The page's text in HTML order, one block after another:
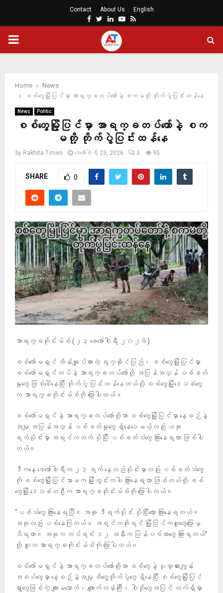
Contact About Us English
Facebook
Twitter
LinkedinYoutube
Rss
PRIMARY
Home
News
စစ်တွေမြို့ပြင်မှာ အာရက္ခတပ်တော်နဲ့ စကမတို့ တိုက်ပွဲပြင်းထန်နေ
News Politic
စစ်တွေမြို့ပြင်မှာ အာရက္ခတပ်တော်နဲ့ စက
မတို့ တိုက်ပွဲပြင်းထန်နေ
by Rakhita Times ဖေ‌ဖော်ဝါရီ 23, 2026 3 95
SHARE 0
အာရက္ခတိုင်းမ်စ် (၂၃ ဖေဖော်ဝါရီ ၂၀၂၆)
စစ်ကော်မရှင် ထိန်းချုပ်ထားတဲ့ ရက္ခိုင်ပြည်၊ စစ်တွေမြို့ပြင်မှာ
စစ်ကော်မရှင်တပ်နဲ့ အာရက္ခတပ်တော်တို့ အပြန်အလှန် ပစ်ခတ်
မှုတွေ ဖြစ်ပေါ်နေပြီး တိုက်ပွဲ ပြင်းထန်နေတယ်လို့ စစ်တွေမြို့ဒေသခံတွေ
က အာရက္ခတိုင်းမ်စ်ကို ပြောပါတယ်။
စစ်ကော်မရှင်နဲ့ အာရက္ခတပ်တော်တို့ဟာ စစ်တွေမြို့ပြင်မှာ နေ့စဉ်နဲ့
အမျှ အပြန်အလှန် ပစ်ခတ်မှုတွေ ရှိနေပေမယ့်လည်း ယခု
ရက်ပိုင်းမှာ အရင်ကထက် ပိုပြီး ပစ်ခတ်သံတွေ ကြားနေရတာ ဖြစ်ပါ
တယ်။
ဒီကနေ့ ဖေဖော်ဝါရီလ ၂၃ ရက် နေ့လည်ပိုင်းမှာလည်း ပစ်ခတ်သံတွေ
ကို စစ်တွေမြို့ပြင်သာမက မြို့တွင်းကပါ ကြားနေရတာ ဖြစ်တယ်လို့ စစ်
တွေမြို့ ဒေသခံတဦးက အာရက္ခတိုင်းမ်စ်ကို ပြောပါတယ်။
“ပစ်သံတွေ ကြားနေရပြီ။ အခု ဒီရက်ပိုင်း ပိုပြီးတော့ ကြားနေရတယ်။
အခုလည်း ပစ်နေကြတယ်။ အရင်ကဆိုရင် မြို့ပြင်ကလူတွေပြောမှ
သိရတာ။ အခုက တပ်ရင်း ၁၂ အနီးက ပြန်ပစ်တာတွေ ကြားရတယ်”
လို့ သူက အာရက္ခတိုင်းမ်စ်ကို ပြောပါတယ်။
စစ်ကော်မရှင်နဲ့ အာရက္ခတပ်တော်တို့ဟာ စစ်တွေနဲ့ ပုဏ္ဏားကျွန်း
အစပ်တွေမှာ နေ့စဉ်နဲ့အမျှ ထိတွေ့တိုက်ပွဲတွေ ရှိနေပြီး စစ်တွေမြို့ပြင်
ရွာတွေဖြစ်တဲ့ ကျားမသောက်၊ ကျောက်တန်းကြီး၊ ဝါဘိုတွေအပြင် လက်ရှိမှာ